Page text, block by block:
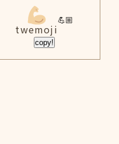
twemoji
copy!